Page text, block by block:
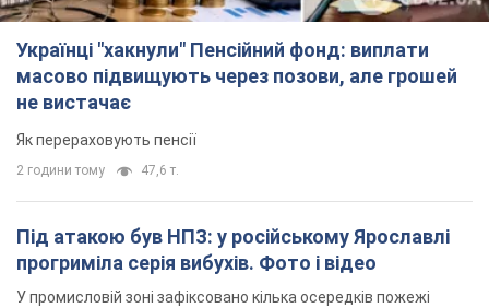
Українці "хакнули" Пенсійний фонд: виплати
масово підвищують через позови, але грошей
не вистачає
Як перераховують пенсії
2 години тому 47,6 т.
Під атакою був НПЗ: у російському Ярославлі
прогриміла серія вибухів. Фото і відео
У промисловій зоні зафіксовано кілька осередків пожежі